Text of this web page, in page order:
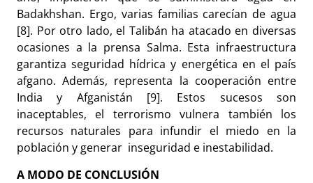
Badakhshan. Ergo, varias familias carecían de agua
[8]. Por otro lado, el Talibán ha atacado en diversas
ocasiones a la prensa Salma. Esta infraestructura
garantiza seguridad hídrica y energética en el país
afgano. Además, representa la cooperación entre
India y Afganistán [9]. Estos sucesos son
inaceptables, el terrorismo vulnera también los
recursos naturales para infundir el miedo en la
población y generar inseguridad e inestabilidad.
A MODO DE CONCLUSIÓN